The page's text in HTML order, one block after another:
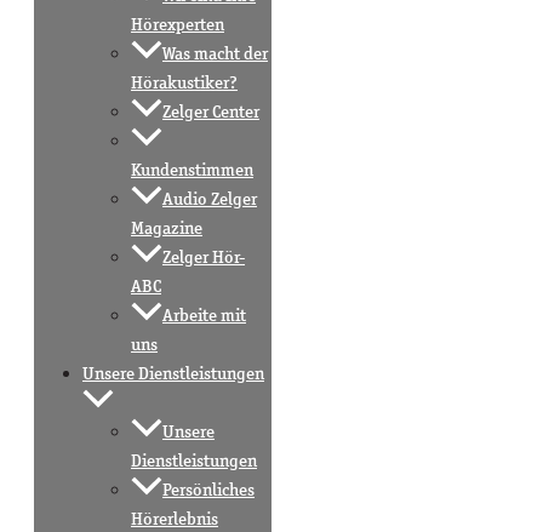
Hörexperten
Was macht der
Hörakustiker?
Zelger Center
Kundenstimmen
Audio Zelger
Magazine
Zelger Hör-
ABC
Arbeite mit
uns
Unsere Dienstleistungen
Unsere
Dienstleistungen
Persönliches
Hörerlebnis